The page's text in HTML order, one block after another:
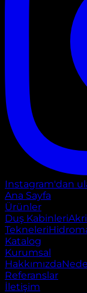
Instagram'dan
Ana Sayfa
Ürünler
Duş Kabinleri
Tekneleri
Katalog
Kurumsal
Hakkımızda
Referanslar
İletişim